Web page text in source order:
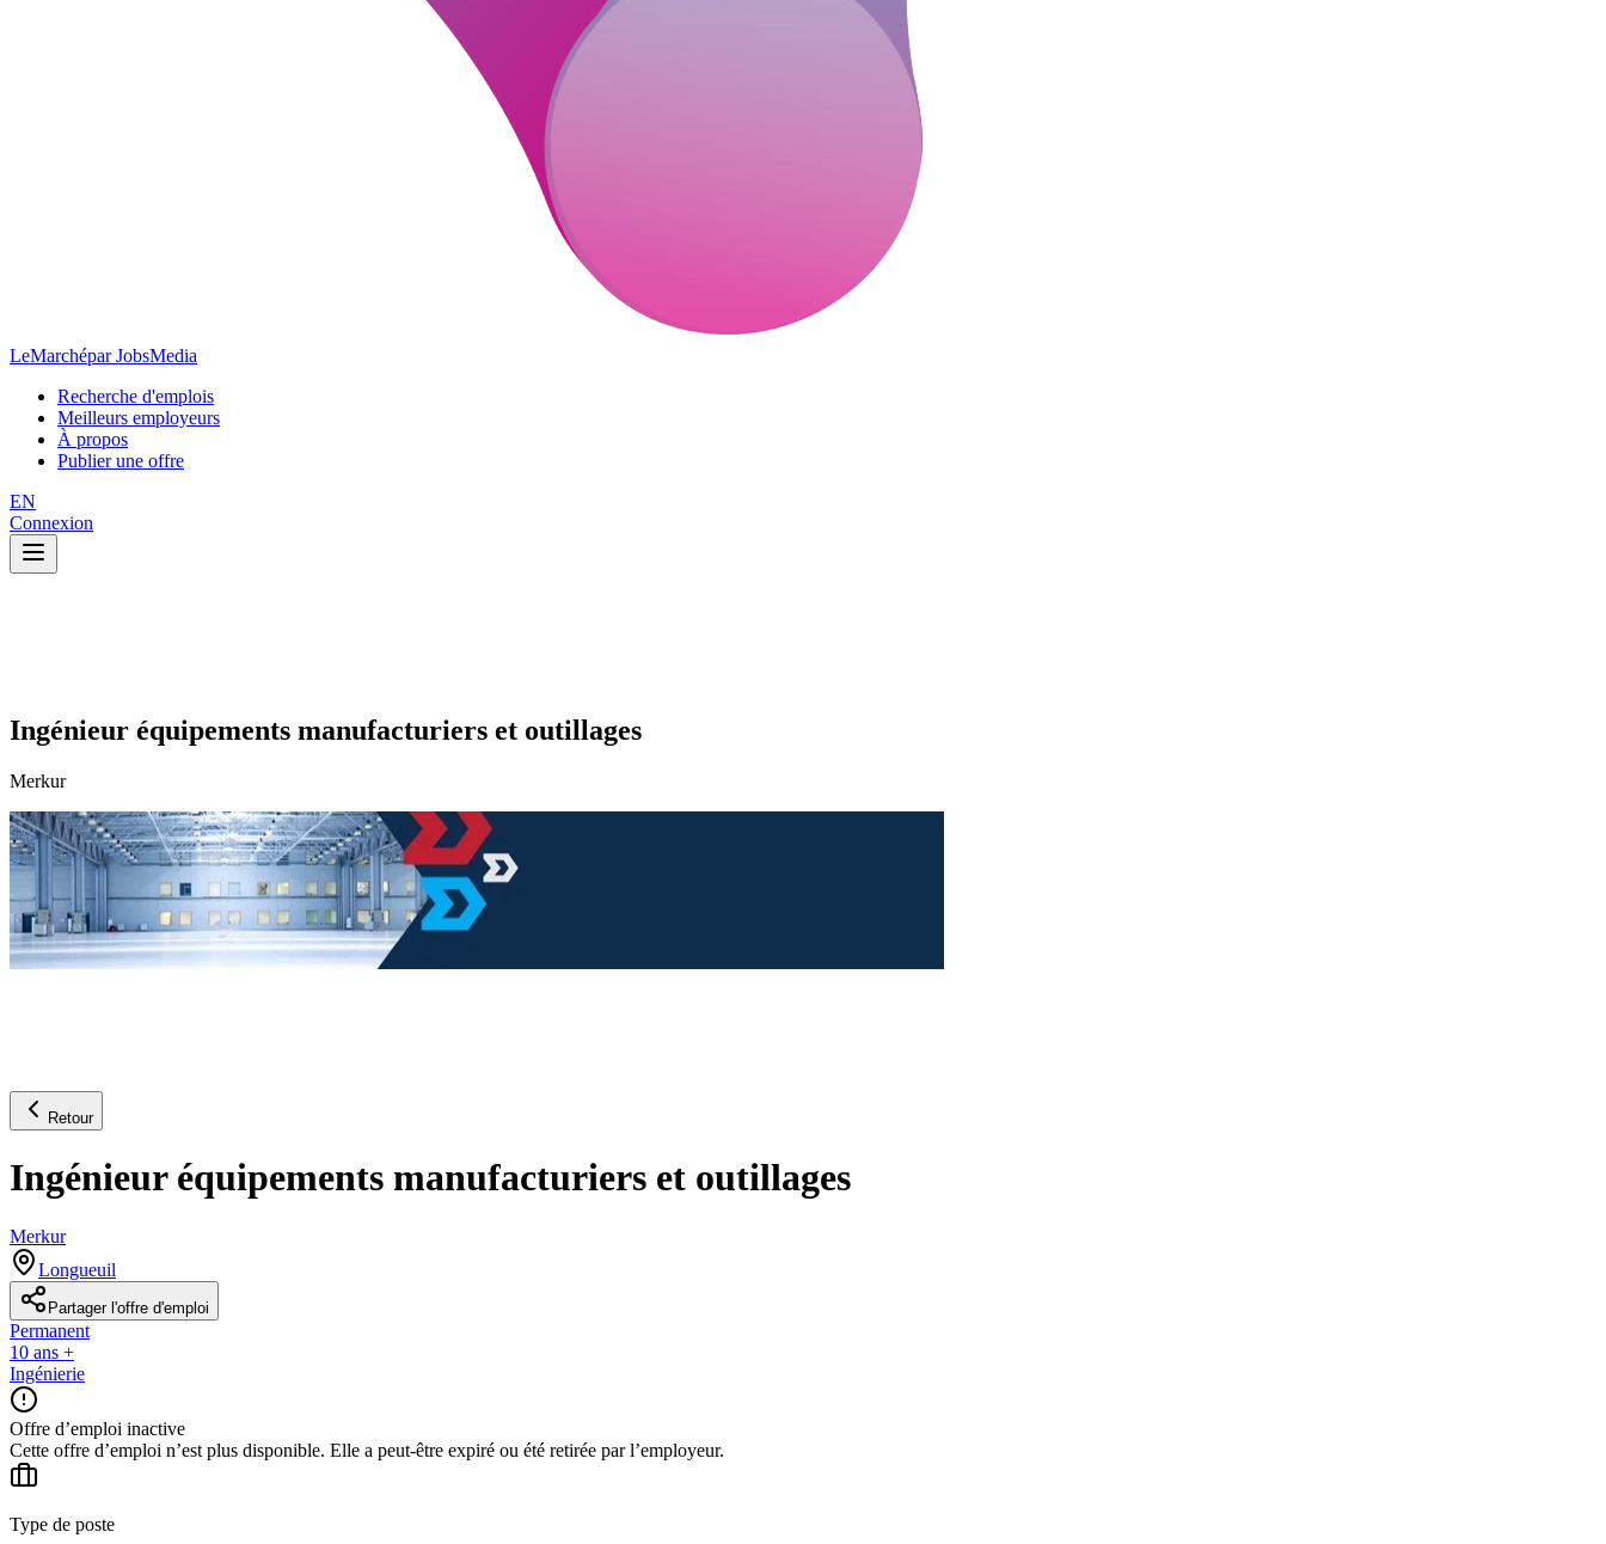
LeMarchépar JobsMedia
Recherche d'emplois
Meilleurs employeurs
À propos
Publier une offre
EN
Connexion
Ingénieur équipements manufacturiers et outillages
Merkur
Retour
Ingénieur équipements manufacturiers et outillages
Merkur
Longueuil
Partager l'offre d'emploi
Permanent
10 ans +
Ingénierie
Offre d’emploi inactive
Cette offre d’emploi n’est plus disponible. Elle a peut-être expiré ou été retirée par l’employeur.
Type de poste